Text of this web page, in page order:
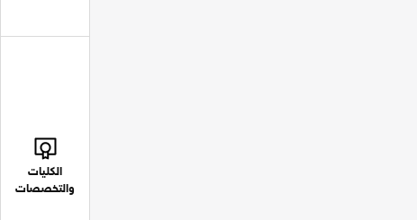
الكليات
والتخصصات